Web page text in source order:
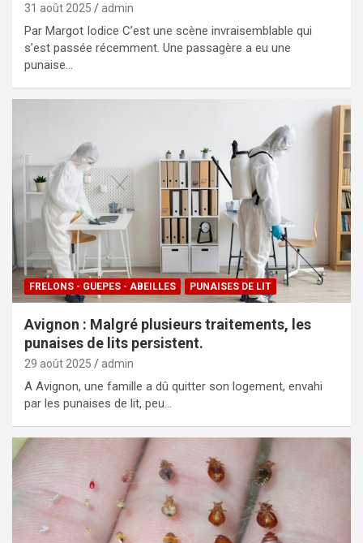
31 août 2025 admin
Par Margot Iodice C’est une scène invraisemblable qui
s’est passée récemment. Une passagère a eu une
punaise…
FRELONS - GUEPES - ABEILLES PUNAISES DE LIT
Avignon : Malgré plusieurs traitements, les
punaises de lits persistent.
29 août 2025 admin
A Avignon, une famille a dû quitter son logement, envahi
par les punaises de lit, peu…